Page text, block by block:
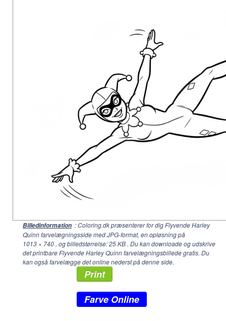
Billedinformation : Coloring.dk præsenterer for dig Flyvende Harley
Quinn farvelægningsside med JPG-format, en opløsning på
1013 × 740 , og billedstørrelse: 25 KB . Du kan downloade og udskrive
det printbare Flyvende Harley Quinn farvelægningsbillede gratis. Du
kan også farvelægge det online nederst på denne side.
Print
Farve Online